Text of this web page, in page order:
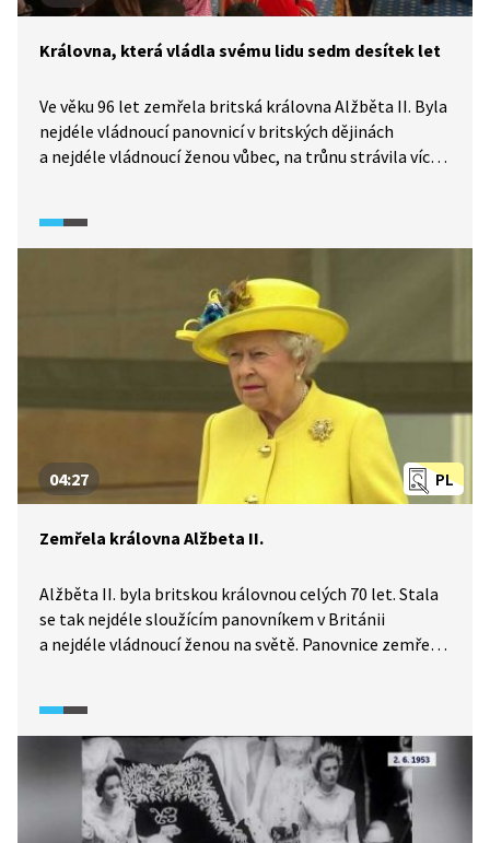
Královna, která vládla svému lidu sedm desítek let
Ve věku 96 let zemřela britská královna Alžběta II. Byla
nejdéle vládnoucí panovnicí v britských dějinách
a nejdéle vládnoucí ženou vůbec, na trůnu strávila více
života.
PL
04:27
Zemřela královna Alžbeta II.
Alžběta II. byla britskou královnou celých 70 let. Stala
se tak nejdéle sloužícím panovníkem v Británii
a nejdéle vládnoucí ženou na světě. Panovnice zemřela